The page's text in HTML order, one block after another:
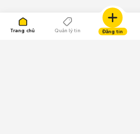
Trang chủ Quản lý tin Đăng tin